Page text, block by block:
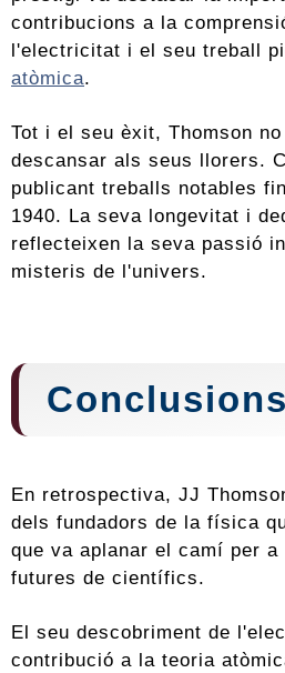
contribucions a la
l'electricitat i el seu treball
atòmica.
Tot i el seu èxit, Thomson
descansar als seus llorers.
publicant treballs notables
1940. La seva longevitat i
reflecteixen la seva passió
misteris de l'univers.
Conclusions
En retrospectiva, JJ
dels fundadors de la física
que va aplanar el camí per a
futures de científics.
El seu descobriment de
contribució a la teoria